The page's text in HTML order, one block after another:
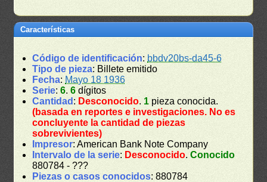
Características
Código de identificación: bbdv20bs-da45-6
Tipo de pieza: Billete emitido
Fecha: Mayo 18 1936
Serie:6.6 dígitos
Cantidad : Desconocido. 1 pieza conocida.
(basada en reportes e investigaciones. No es
concluyente la cantidad de piezas
sobrevivientes)
Impresor: American Bank Note Company
Intervalo de la serie: Desconocido.Conocido
880784 - ???
Piezas o casos conocidos: 880784